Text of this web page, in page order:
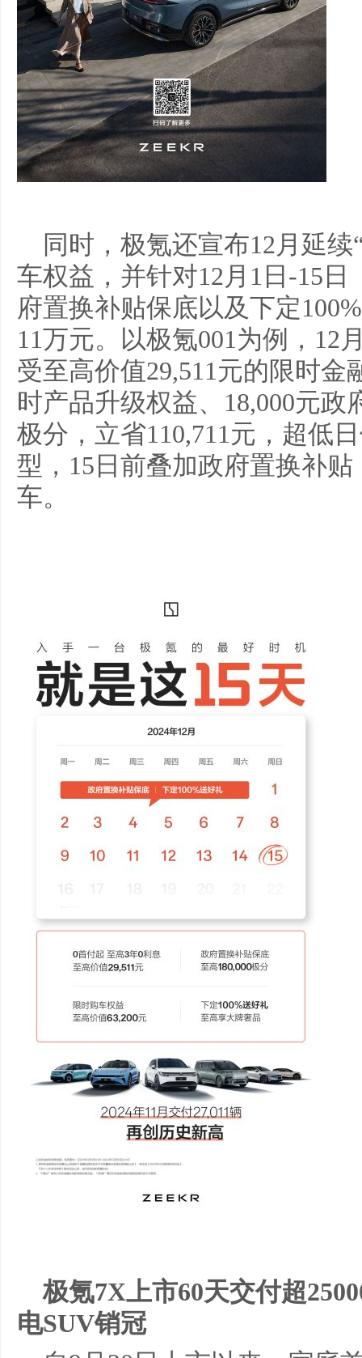
同时，极氪还宣布12月延
车权益，并针对12月1日-15
府置换补贴保底以及下定
11万元。以极氪001为例，12
受至高价值29,511元的限时金
时产品升级权益、18,000元
极分，立省110,711元，超低
型，15日前叠加政府置换补
车。
极氪7X上市60天交付超
电SUV销冠